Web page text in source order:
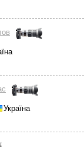
Україна